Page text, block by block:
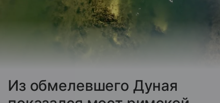
Из обмелевшего Дуная